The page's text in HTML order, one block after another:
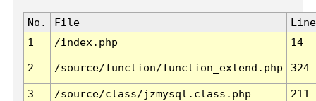
No. File
Line
1
/index.php 14
2 /source/function/function_extend.php 324
3 /source/class/jzmysql.class.php
211